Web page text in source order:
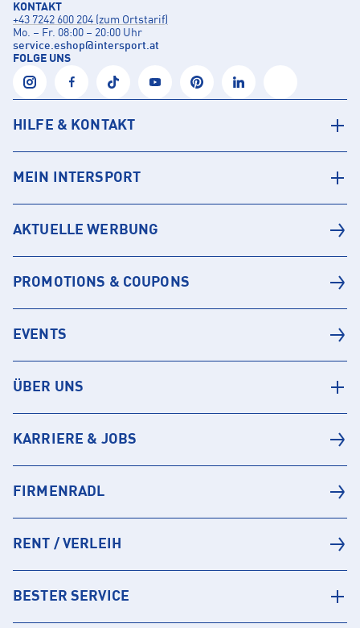
KONTAKT
+43 7242 600 204 (zum Ortstarif)
Mo. – Fr. 08:00 – 20:00 Uhr
service.eshop@intersport.at
FOLGE UNS
HILFE & KONTAKT
MEIN INTERSPORT
AKTUELLE WERBUNG
PROMOTIONS & COUPONS
EVENTS
ÜBER UNS
KARRIERE & JOBS
FIRMENRADL
RENT / VERLEIH
BESTER SERVICE